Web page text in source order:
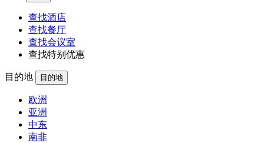
查找酒店
查找餐厅
查找会议室
查找特别优惠
目的地 目的地
欧洲
亚洲
中东
南非